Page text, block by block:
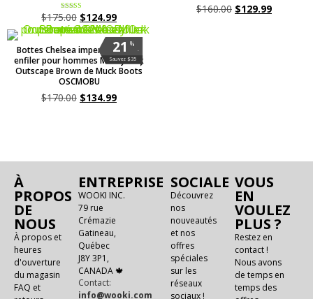
Note
5.00
sur 5
$175.00 $124.99
$160.00 $129.99
%
.
21
Sauvez $35
Bottes Chelsea imperméables à
enfiler pour hommes Mossy Oak
Outscape Brown de Muck Boots
OSCMOBU
$170.00 $134.99
À
PROPOS
DE
NOUS
À propos et
heures
d'ouverture
du magasin
FAQ et
ENTREPRISE
WOOKI INC.
79 rue
Crémazie
Gatineau,
Québec
J8Y 3P1,
CANADA 🍁
Contact:
info@wooki.com
SOCIALE
Découvrez
nos
nouveautés
et nos
offres
spéciales
sur les
réseaux
sociaux !
VOUS
EN
VOULEZ
PLUS ?
Restez en
contact !
Nous avons
de temps en
temps des